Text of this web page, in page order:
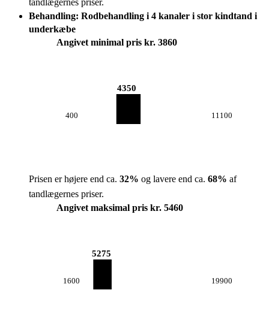
tandlægernes priser.
Behandling: Rodbehandling i 4 kanaler i stor kindtand i
underkæbe
Angivet minimal pris kr. 3860
400
4350
11100
Prisen er højere end ca. 32% og lavere end ca. 68% af
tandlægernes priser.
Angivet maksimal pris kr. 5460
1600
5275
19900